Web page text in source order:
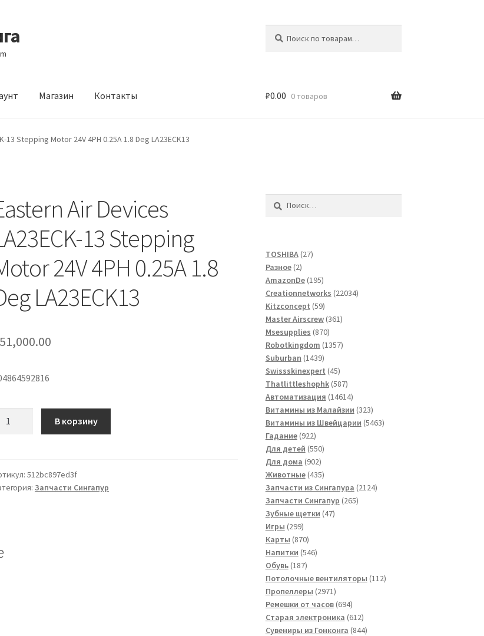
Магазин Контакты
склад Оформление заказа Услуги
₽0.00 0 товаров
13 Stepping Motor 24V 4PH 0.25A 1.8 Deg LA23ECK13
Air Devices
13 Stepping
24V 4PH 0.25A 1.8
LA23ECK13
51,000.00
В корзину
512bc897ed3f
Запчасти Сингапур
Найти:
TOSHIBA 2727
Разное 22
товара
AmazonDe 195195
товаров
Creationnetworks 2203422034
Kitzconcept 5959
товаров
Master Airscrew 361361
Msesupplies 870870
товаров
Robotkingdom 13571357
Suburban 14391439
товаров
Swissskinexpert 4545
товаров
Thatlittleshophk 587587
товаров
Автоматизация 1461414614
товаров
Витамины из Малайзии 323323
товара
Витамины из Швейцарии 54635463
Гадание 922922
товара
Для детей 550550
Для дома 902902
товара
Животные 435435
товаров
Запчасти из Сингапура 21242124
Запчасти Сингапур 265265
Зубные щетки 4747
Игры 299299
товаров
Карты 870870
товаров
Напитки 546546
Обувь 187187
товаров
Потолочные вентиляторы 112112
Пропеллеры 29712971
товар
Ремешки от часов 694694
товара
Старая электроника 612612
товаров
Сувениры из Гонконга 844844